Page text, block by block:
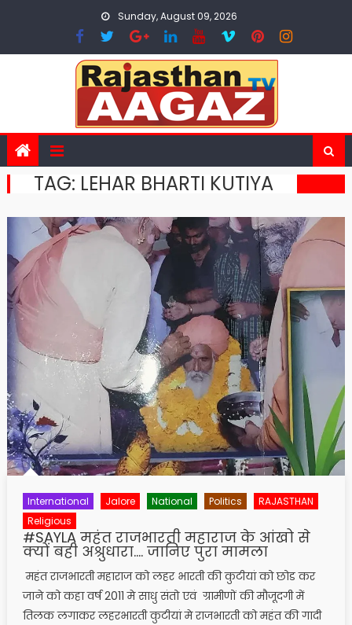
Sunday, August 09, 2026
TAG: LEHAR BHARTI KUTIYA
International Jalore National Politics
RAJASTHAN
Religious
#SAYLA महंत राजभारती महाराज के आंखो से
क्यों बही अश्रुधारा…. जानिए पुरा मामला
महंत राजभारती महाराज को लहर भारती की कुटीयां को छोड कर
जाने को कहा वर्ष 2011 मे साधु संतो एवं ग्रामीणों की मौजूदगी में
तिलक लगाकर लहरभारती कुटीयां मे राजभारती को महंत की गादी